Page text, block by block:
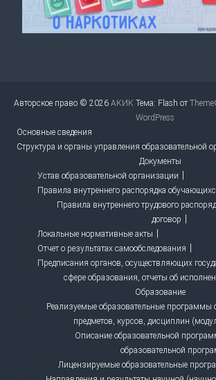
Авторское право © 2026 АКИК Тема: Flash от
WordPress
Основные сведения
Структура и органы управления образовательной
Документы
Устав образовательной организации
Правила внутреннего распорядка
Правила внутреннего трудового
договор
Локальные нормативные акты
Отчет о результатах самообследования
Предписания органов, осуществляющих
сфере образования, отчеты об
Образование
Реализуемые образовательные программы
предметов, курсов, дисциплин
Описание образовательной
образовательной
Лицензируемые образовательные